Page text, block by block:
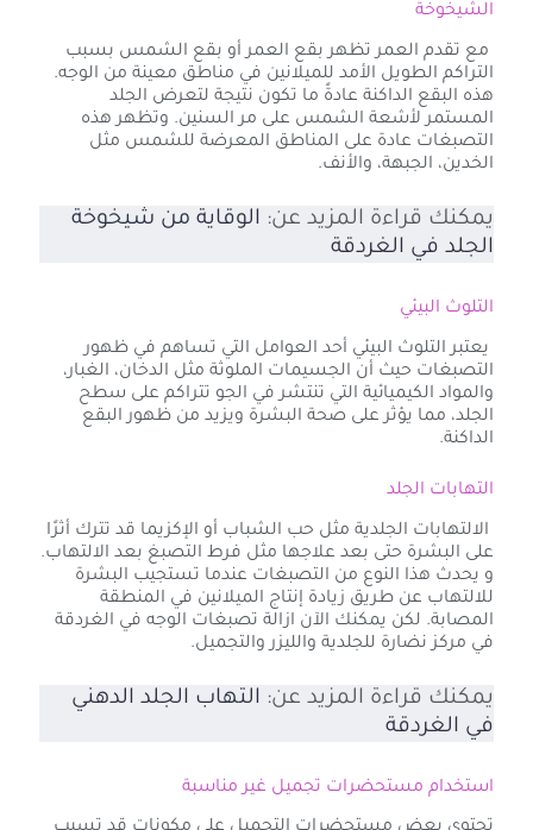
الشيخوخة
مع تقدم العمر تظهر بقع العمر أو بقع الشمس بسبب
التراكم الطويل الأمد للميلانين في مناطق معينة من الوجه.
هذه البقع الداكنة عادةً ما تكون نتيجة لتعرض الجلد
المستمر لأشعة الشمس على مر السنين. وتظهر هذه
التصبغات عادة على المناطق المعرضة للشمس مثل
الخدين، الجبهة، والأنف.
يمكنك قراءة المزيد عن: الوقاية من شيخوخة
الجلد في الغردقة
التلوث البيئي
يعتبر التلوث البيئي أحد العوامل التي تساهم في ظهور
التصبغات حيث أن الجسيمات الملوثة مثل الدخان، الغبار،
والمواد الكيميائية التي تنتشر في الجو تتراكم على سطح
الجلد، مما يؤثر على صحة البشرة ويزيد من ظهور البقع
الداكنة.
التهابات الجلد
الالتهابات الجلدية مثل حب الشباب أو الإكزيما قد تترك أثرًا
على البشرة حتى بعد علاجها مثل فرط التصبغ بعد الالتهاب.
و يحدث هذا النوع من التصبغات عندما تستجيب البشرة
للالتهاب عن طريق زيادة إنتاج الميلانين في المنطقة
المصابة. لكن يمكنك الآن ازالة تصبغات الوجه في الغردقة
في مركز نضارة للجلدية والليزر والتجميل.
يمكنك قراءة المزيد عن: التهاب الجلد الدهني
في الغردقة
استخدام مستحضرات تجميل غير مناسبة